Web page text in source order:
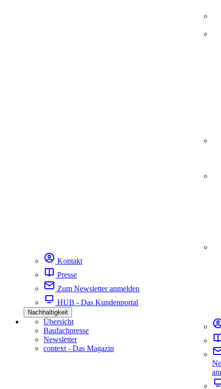
Kontakt
Presse
Zum Newsletter anmelden
HUB - Das Kundenportal
Nachhaltigkeit
Übersicht
Baufachpresse
Newsletter
context - Das Magazin